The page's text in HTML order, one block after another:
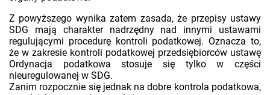
Z powyższego wynika zatem zasada, że przepisy ustawy
SDG mają charakter nadrzędny nad innymi ustawami
regulującymi procedurę kontroli podatkowej. Oznacza to,
że w zakresie kontroli podatkowej przedsiębiorców ustawę
Ordynacja podatkowa stosuje się tylko w części
nieuregulowanej w SDG.
Zanim rozpocznie się jednak na dobre kontrola podatkowa,